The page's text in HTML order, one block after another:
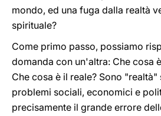
mondo, ed una fuga dalla realtà
spirituale?
Come primo passo, possiamo
domanda con un'altra: Che cosa
Che cosa è il reale? Sono
problemi sociali, economici e
precisamente il grande errore